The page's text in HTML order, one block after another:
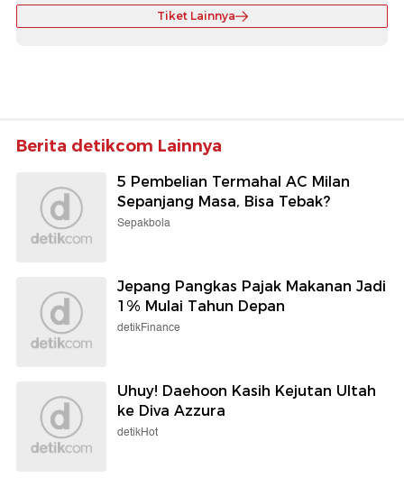
Tiket Lainnya
Berita detikcom Lainnya
5 Pembelian Termahal AC Milan
Sepanjang Masa, Bisa Tebak?
Sepakbola
Jepang Pangkas Pajak Makanan Jadi
1% Mulai Tahun Depan
detikFinance
Uhuy! Daehoon Kasih Kejutan Ultah
ke Diva Azzura
detikHot